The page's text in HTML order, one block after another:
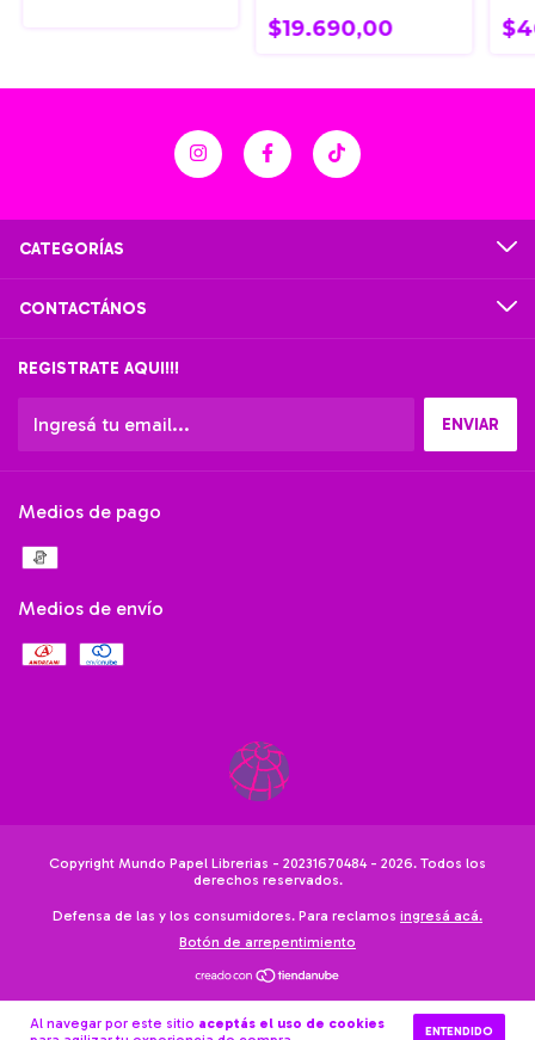
Al navegar por este sitio aceptás el uso de cookies
ENTENDIDO
$19.690,00
CATEGORÍAS
CONTACTÁNOS
REGISTRATE AQUI!!!
Medios de pago
Medios de envío
Copyright Mundo Papel Librerias - 20231670484 - 2026. Todos los
derechos reservados.
Defensa de las y los consumidores. Para reclamos ingresá acá.
Botón de arrepentimiento